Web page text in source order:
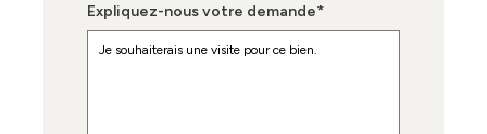
Expliquez-nous votre demande*